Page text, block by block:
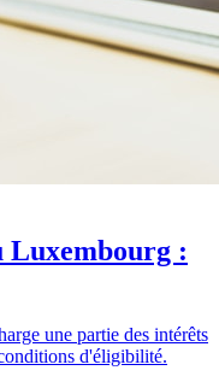
Luxembourg :
une partie des intérêts
d'éligibilité.